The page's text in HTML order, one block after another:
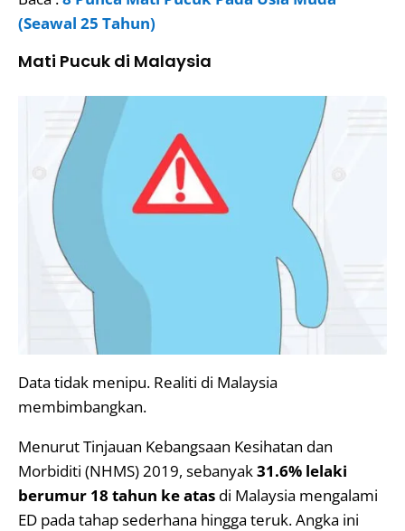
(Seawal 25 Tahun)
Mati Pucuk di Malaysia
Data tidak menipu. Realiti di Malaysia
membimbangkan.
Menurut Tinjauan Kebangsaan Kesihatan dan
Morbiditi (NHMS) 2019, sebanyak31.6% lelaki
berumur 18 tahun ke atas di Malaysia mengalami
ED pada tahap sederhana hingga teruk. Angka ini